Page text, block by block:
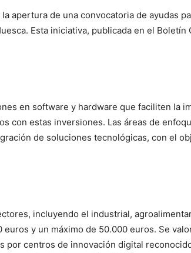
apertura de una convocatoria de ayudas
Esta iniciativa, publicada en el
en software y hardware que faciliten la
con estas inversiones. Las áreas de
de soluciones tecnológicas, con el
incluyendo el industrial,
y un máximo de 50.000 euros. Se
centros de innovación digital